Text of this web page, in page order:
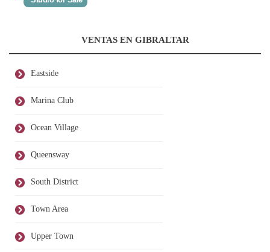
VENTAS EN GIBRALTAR
Eastside
Marina Club
Ocean Village
Queensway
South District
Town Area
Upper Town